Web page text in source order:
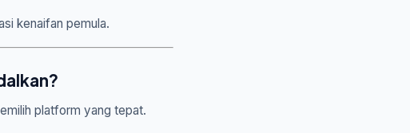
kenaifan pemula.
platform yang tepat.